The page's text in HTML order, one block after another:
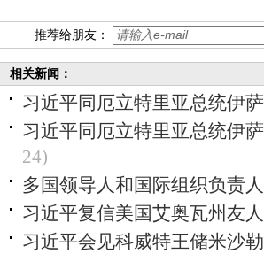
推荐给朋友：
相关新闻：
习近平同厄立特里亚总统伊
习近平同厄立特里亚总统伊
24)
多国领导人和国际组织负责
习近平复信美国艾奥瓦州友
习近平会见科威特王储米沙勒